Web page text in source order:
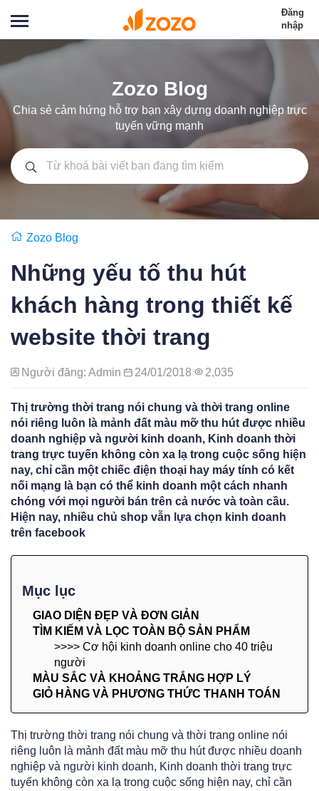
Đăng
nhập
Zozo Blog
Chia sẻ cảm hứng hỗ trợ bạn xây dựng doanh nghiệp trực
tuyến vững mạnh
Zozo Blog
Những yếu tố thu hút
khách hàng trong thiết kế
website thời trang
Người đăng: Admin 24/01/2018 2,035
Thị trường thời trang nói chung và thời trang online
nói riêng luôn là mảnh đất màu mỡ thu hút được nhiều
doanh nghiệp và người kinh doanh, Kinh doanh thời
trang trực tuyến không còn xa lạ trong cuộc sống hiện
nay, chỉ cần một chiếc điện thoại hay máy tính có kết
nối mạng là bạn có thể kinh doanh một cách nhanh
chóng với mọi người bán trên cả nước và toàn cầu.
Hiện nay, nhiều chủ shop vẫn lựa chọn kinh doanh
trên facebook
Mục lục
GIAO DIỆN ĐẸP VÀ ĐƠN GIẢN
TÌM KIẾM VÀ LỌC TOÀN BỘ SẢN PHẨM
>>>> Cơ hội kinh doanh online cho 40 triệu
người
MÀU SẮC VÀ KHOẢNG TRẮNG HỢP LÝ
GIỎ HÀNG VÀ PHƯƠNG THỨC THANH TOÁN
Thị trường thời trang nói chung và thời trang online nói
riêng luôn là mảnh đất màu mỡ thu hút được nhiều doanh
nghiệp và người kinh doanh, Kinh doanh thời trang trực
tuyến không còn xa lạ trong cuộc sống hiện nay, chỉ cần